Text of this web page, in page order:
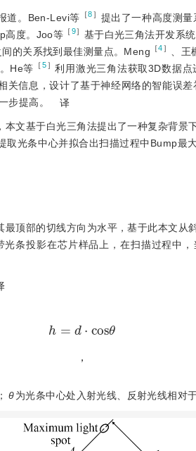
道。Ben-Levi等 ［8］ 提出了一种高度测
高度。Joo等 ［9］ 基于白光三角法开发系
的关系找到最佳测量点。Meng ［4］ 、王
He等 ［5］ 利用激光三角法获取3D数据
关信息，设计了基于神经网络的智能误
步提高。
译
文基于白光三角法提出了一种复杂背景
取光条中心并拟合出扫描过程中Bump最
顶部的切线方向为水平，基于此本文从
条投影在芯片样品上，在扫描过程中
h d⋅c osθ
，
θ为光条中心处入射光线、反射光线相对